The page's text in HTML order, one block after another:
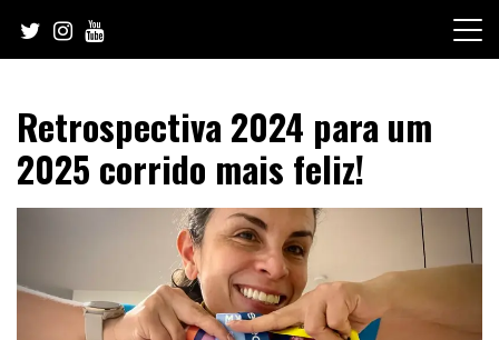
content
Retrospectiva 2024 para um
2025 corrido mais feliz!